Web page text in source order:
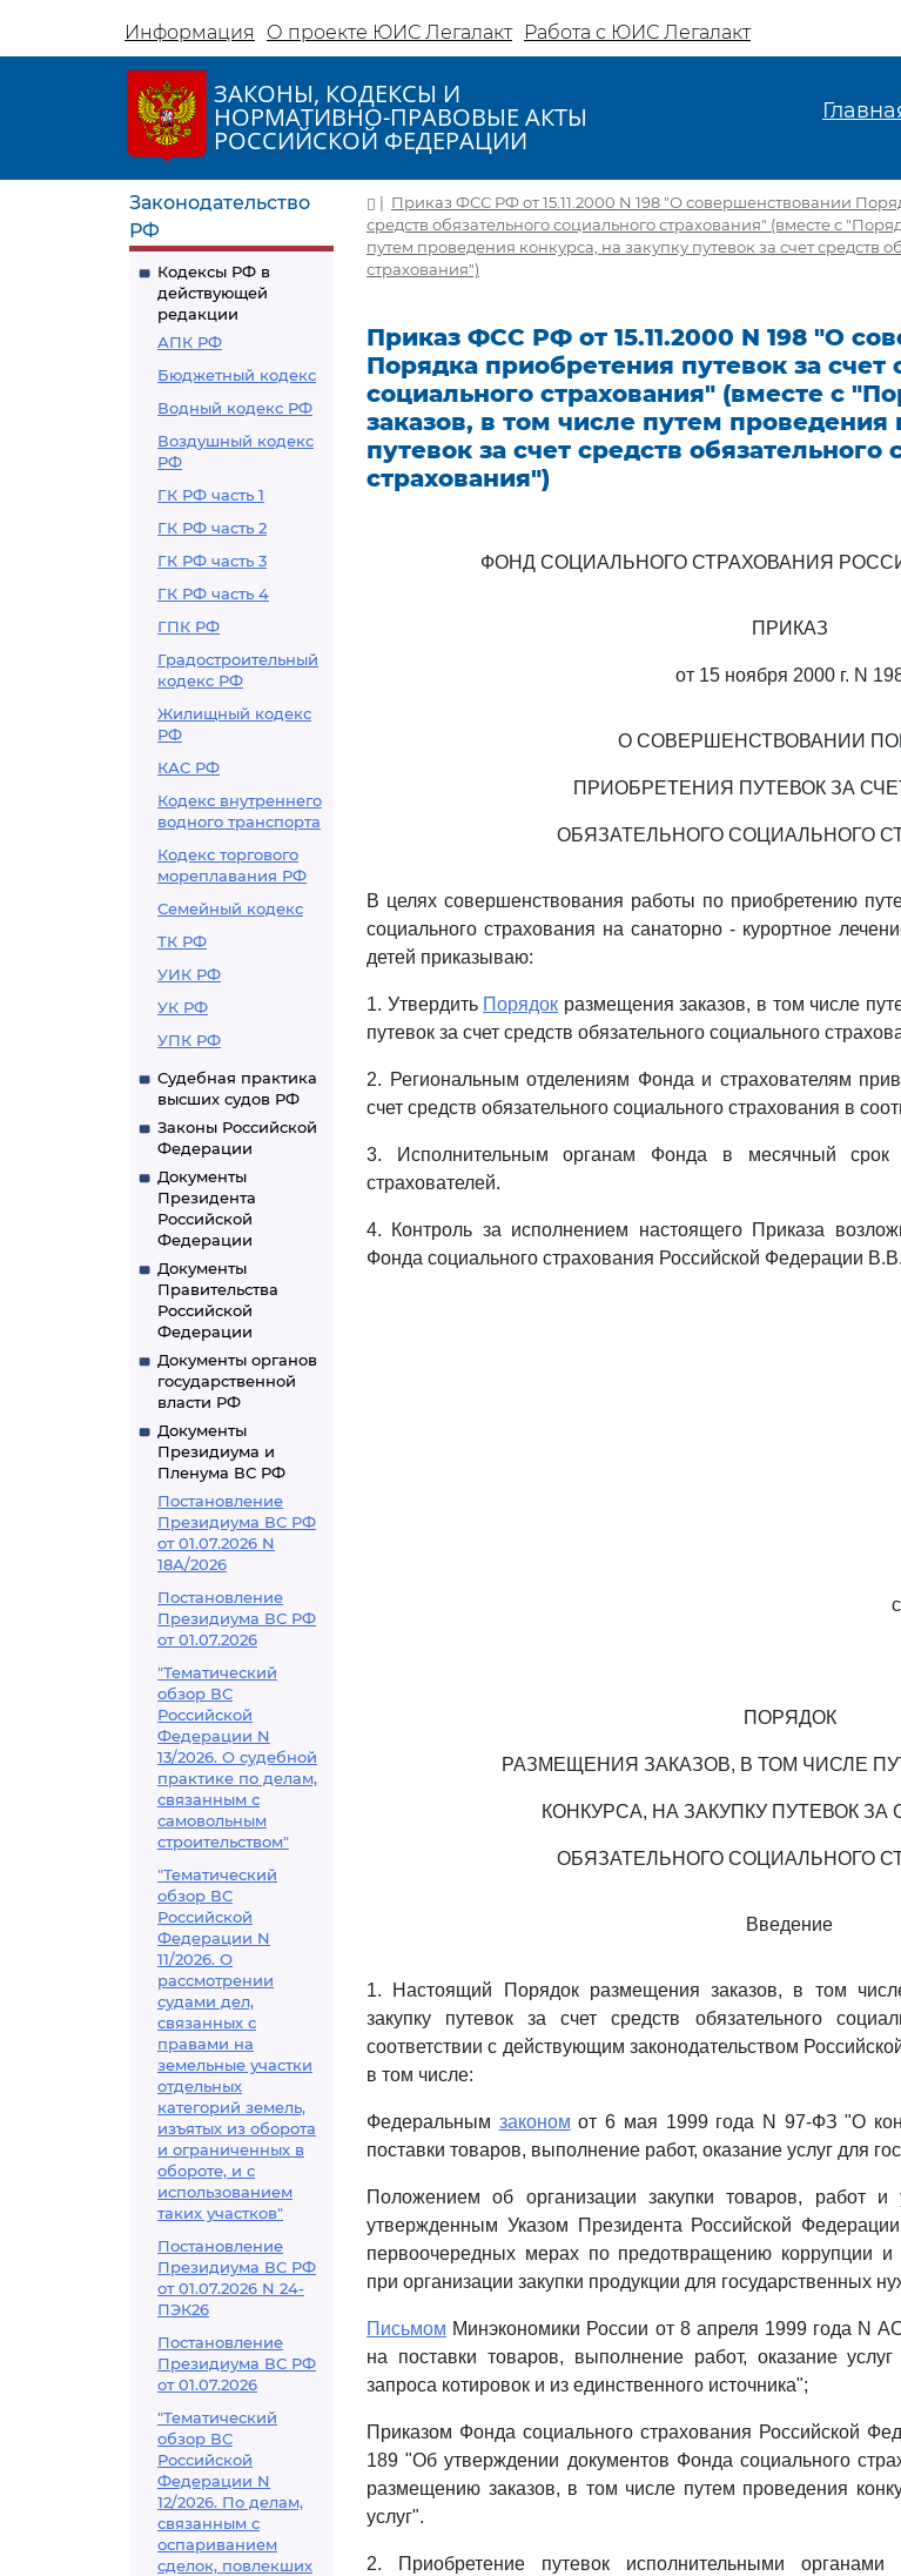
Информация О проекте ЮИС Легалакт Работа с ЮИС Легалакт
ЗАКОНЫ, КОДЕКСЫ И
НОРМАТИВНО-ПРАВОВЫЕ АКТЫ
РОССИЙСКОЙ ФЕДЕРАЦИИ
Законодательство
РФ
Кодексы РФ в
действующей
редакции
АПК РФ
Бюджетный кодекс
Водный кодекс РФ
Воздушный кодекс
РФ
ГК РФ часть 1
ГК РФ часть 2
ГК РФ часть 3
ГК РФ часть 4
ГПК РФ
Градостроительный
кодекс РФ
Жилищный кодекс
РФ
КАС РФ
Кодекс внутреннего
водного транспорта
Кодекс торгового
мореплавания РФ
Семейный кодекс
ТК РФ
УИК РФ
УК РФ
УПК РФ
Судебная практика
высших судов РФ
Законы Российской
Федерации
Документы
Президента
Российской
Федерации
Документы
Правительства
Российской
Федерации
Документы органов
государственной
власти РФ
Документы
Президиума и
Пленума ВС РФ
Постановление
Президиума ВС РФ
от 01.07.2026 N
18А/2026
Постановление
Президиума ВС РФ
от 01.07.2026
"Тематический
обзор ВС
Российской
Федерации N
13/2026. О судебной
практике по делам,
связанным с
самовольным
строительством"
"Тематический
обзор ВС
Российской
Федерации N
11/2026. О
рассмотрении
судами дел,
связанных с
правами на
земельные участки
отдельных
категорий земель,
изъятых из оборота
и ограниченных в
обороте, и с
использованием
таких участков"
Постановление
Президиума ВС РФ
от 01.07.2026 N 24-
ПЭК26
Постановление
Президиума ВС РФ
от 01.07.2026
"Тематический
обзор ВС
Российской
Федерации N
12/2026. По делам,
связанным с
оспариванием
сделок, повлекших
| Приказ ФСС РФ от 15.11.2000 N 198 "О совершенствовании
средств обязательного социального страхования" (вместе с
путем проведения конкурса, на закупку путевок за счет средств
страхования")
Приказ ФСС РФ от 15.11.2000 N 198 "О
Порядка приобретения путевок за счет
социального страхования" (вместе с
заказов, в том числе путем проведения
путевок за счет средств обязательного
страхования")
ФОНД СОЦИАЛЬНОГО СТРАХОВАНИЯ
ПРИКАЗ
от 15 ноября 2000 г. N
О СОВЕРШЕНСТВОВАНИИ
ПРИОБРЕТЕНИЯ ПУТЕВОК ЗА
ОБЯЗАТЕЛЬНОГО СОЦИАЛЬНОГО
В целях совершенствования работы по приобретению
социального страхования на санаторно - курортное
детей приказываю:
1. Утвердить Порядок размещения заказов, в том числе
путевок за счет средств обязательного социального
2. Региональным отделениям Фонда и страхователям
счет средств обязательного социального страхования в
3. Исполнительным органам Фонда в месячный срок
страхователей.
4. Контроль за исполнением настоящего Приказа
Фонда социального страхования Российской Федерации
ПОРЯДОК
РАЗМЕЩЕНИЯ ЗАКАЗОВ, В ТОМ ЧИСЛЕ
КОНКУРСА, НА ЗАКУПКУ ПУТЕВОК ЗА
ОБЯЗАТЕЛЬНОГО СОЦИАЛЬНОГО
Введение
1. Настоящий Порядок размещения заказов, в том
закупку путевок за счет средств обязательного
соответствии с действующим законодательством
в том числе:
Федеральным законом от 6 мая 1999 года N 97-ФЗ "О
поставки товаров, выполнение работ, оказание услуг для
Положением об организации закупки товаров, работ и
утвержденным Указом Президента Российской
первоочередных мерах по предотвращению коррупции
при организации закупки продукции для государственных
Письмом Минэкономики России от 8 апреля 1999 года N
на поставки товаров, выполнение работ, оказание
запроса котировок и из единственного источника";
Приказом Фонда социального страхования Российской
189 "Об утверждении документов Фонда социального
размещению заказов, в том числе путем проведения
услуг".
2. Приобретение путевок исполнительными органами